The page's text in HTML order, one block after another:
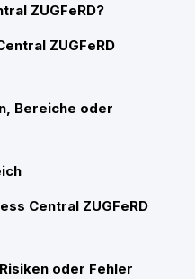
ZUGFeRD?
ZUGFeRD
Bereiche oder
Central ZUGFeRD
oder Fehler